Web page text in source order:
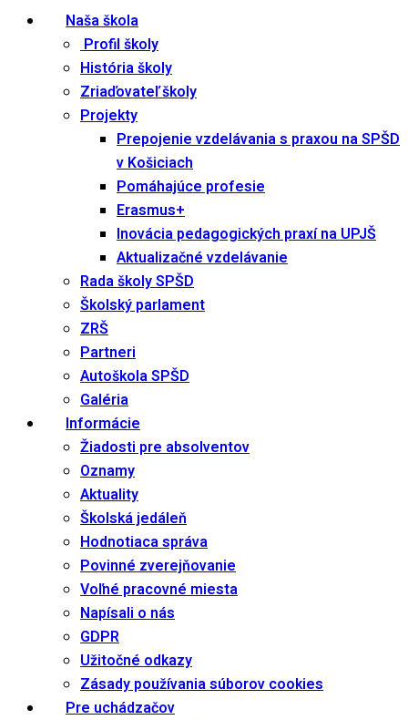
Naša škola
Profil školy
História školy
Zriaďovateľ školy
Projekty
Prepojenie vzdelávania s praxou na SPŠD
v Košiciach
Pomáhajúce profesie
Erasmus+
Inovácia pedagogických praxí na UPJŠ
Aktualizačné vzdelávanie
Rada školy SPŠD
Školský parlament
ZRŠ
Partneri
Autoškola SPŠD
Galéria
Informácie
Žiadosti pre absolventov
Oznamy
Aktuality
Školská jedáleň
Hodnotiaca správa
Povinné zverejňovanie
Voľné pracovné miesta
Napísali o nás
GDPR
Užitočné odkazy
Zásady používania súborov cookies
Pre uchádzačov